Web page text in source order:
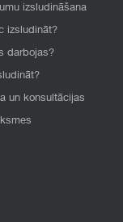
izsludināšana
izsludināt?
darbojas?
un konsultācijas